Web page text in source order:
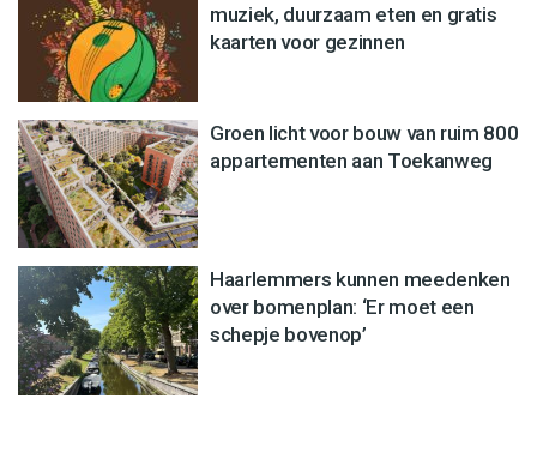
muziek, duurzaam eten en gratis
kaarten voor gezinnen
Groen licht voor bouw van ruim 800
appartementen aan Toekanweg
Haarlemmers kunnen meedenken
over bomenplan: ‘Er moet een
schepje bovenop’